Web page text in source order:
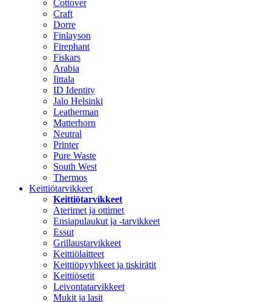
Cottover
Craft
Dorre
Finlayson
Firephant
Fiskars
Arabia
Iittala
ID Identity
Jalo Helsinki
Leatherman
Matterhorn
Neutral
Printer
Pure Waste
South West
Thermos
Keittiötarvikkeet
Keittiötarvikkeet
Aterimet ja ottimet
Ensiapulaukut ja -tarvikkeet
Essut
Grillaustarvikkeet
Keittiölaitteet
Keittiöpyyhkeet ja tiskirätit
Keittiösetit
Leivontatarvikkeet
Mukit ja lasit